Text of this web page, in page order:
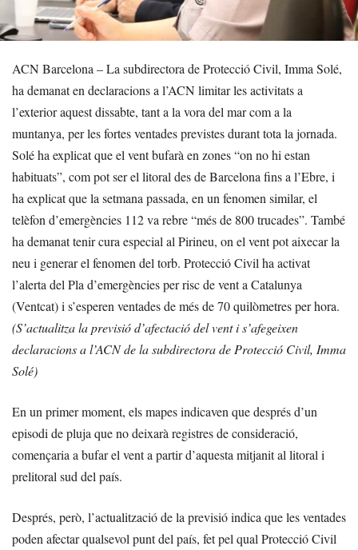
ACN Barcelona – La subdirectora de Protecció Civil, Imma Solé,
ha demanat en declaracions a l’ACN limitar les activitats a
l’exterior aquest dissabte, tant a la vora del mar com a la
muntanya, per les fortes ventades previstes durant tota la jornada.
Solé ha explicat que el vent bufarà en zones “on no hi estan
habituats”, com pot ser el litoral des de Barcelona fins a l’Ebre, i
ha explicat que la setmana passada, en un fenomen similar, el
telèfon d’emergències 112 va rebre “més de 800 trucades”. També
ha demanat tenir cura especial al Pirineu, on el vent pot aixecar la
neu i generar el fenomen del torb. Protecció Civil ha activat
l’alerta del Pla d’emergències per risc de vent a Catalunya
(Ventcat) i s’esperen ventades de més de 70 quilòmetres per hora.
(S’actualitza la previsió d’afectació del vent i s’afegeixen
declaracions a l’ACN de la subdirectora de Protecció Civil, Imma
Solé)
En un primer moment, els mapes indicaven que després d’un
episodi de pluja que no deixarà registres de consideració,
començaria a bufar el vent a partir d’aquesta mitjanit al litoral i
prelitoral sud del país.
Després, però, l’actualització de la previsió indica que les ventades
poden afectar qualsevol punt del país, fet pel qual Protecció Civil